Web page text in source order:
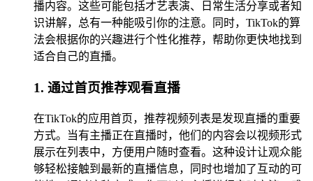
播内容。这些可能包括才艺表演、日常生活分享或者知
识讲解，总有一种能吸引你的注意。同时，TikTok的算
法会根据你的兴趣进行个性化推荐，帮助你更快地找到
适合自己的直播。
1. 通过首页推荐观看直播
在TikTok的应用首页，推荐视频列表是发现直播的重要
方式。当有主播正在直播时，他们的内容会以视频形式
展示在列表中，方便用户随时查看。这种设计让观众能
够轻松接触到最新的直播信息，同时也增加了互动的可